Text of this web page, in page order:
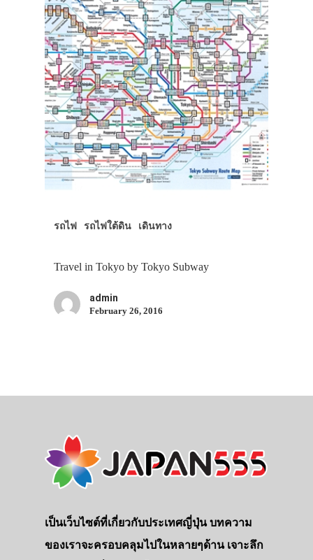
รถไฟ รถไฟใต้ดิน เดินทาง
Travel in Tokyo by Tokyo Subway
admin
February 26, 2016
เป็นเว็บไซต์ที่เกี่ยวกับประเทศญี่ปุ่น บทความ
ของเราจะครอบคลุมไปในหลายๆด้าน เจาะลึก
ประเทศญี่ปุ่น
เที่ยวญี่ปุ่นด้ว
เอง
รถบัส
เดินทาง
ทัวร์
ที่พัก
ภาพประทับใจ